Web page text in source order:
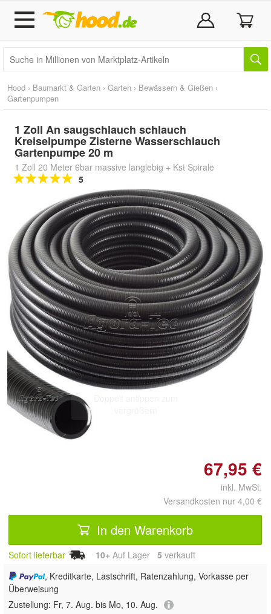
Hood › Baumarkt & Garten › Garten › Bewässern & Gießen ›
Gartenpumpen
1 Zoll An saugschlauch schlauch
Kreiselpumpe Zisterne Wasserschlauch
Gartenpumpe 20 m
1 Zoll 20 Meter 6bar massive langlebig + Kst Spirale
5
67,95 €
inkl. MwSt.
Versandkosten nur 4,00 €
In den Warenkorb
Sofort lieferbar 10+ Auf Lager 5 verkauft
, Kreditkarte, Lastschrift, Ratenzahlung, Vorkasse per
Überweisung
Zustellung: Fr, 7. Aug. bis Mo, 10. Aug.